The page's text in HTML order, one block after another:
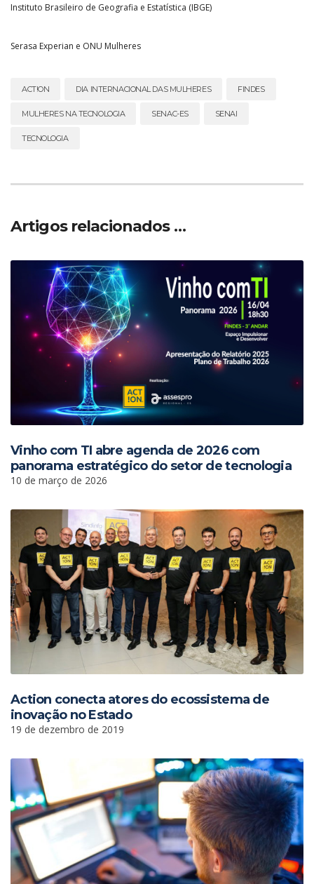
Instituto Brasileiro de Geografia e Estatística (IBGE)
Serasa Experian e ONU Mulheres
ACT!ON DIA INTERNACIONAL DAS MULHERES FINDES
MULHERES NA TECNOLOGIA SENAC-ES SENAI
TECNOLOGIA
Artigos relacionados …
Vinho com TI abre agenda de 2026 com
panorama estratégico do setor de tecnologia
10 de março de 2026
Action conecta atores do ecossistema de
inovação no Estado
19 de dezembro de 2019